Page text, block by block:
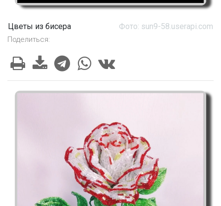
Цветы из бисера Фото: sun9-58.userapi.com
Поделиться: